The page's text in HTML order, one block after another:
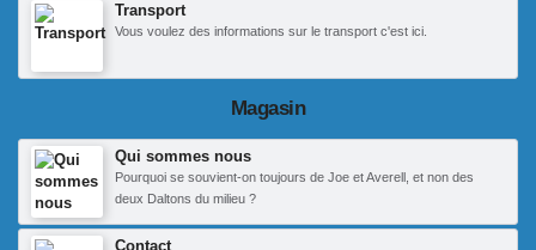
Transport
Vous voulez des informations sur le transport c'est ici.
Magasin
Qui sommes nous
Pourquoi se souvient-on toujours de Joe et Averell, et non des
deux Daltons du milieu ?
Contact